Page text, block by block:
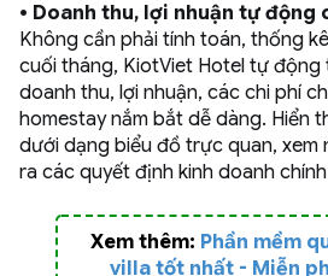
• Doanh thu, lợi nhuận tự động
Không cần phải tính toán, thống
cuối tháng, KiotViet Hotel tự động
doanh thu, lợi nhuận, các chi phí
homestay nắm bắt dễ dàng. Hiển
dưới dạng biểu đồ trực quan, xem
ra các quyết định kinh doanh
Xem thêm: Phần mềm
villa tốt nhất - Miễn